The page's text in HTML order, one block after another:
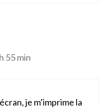
55 min
je m’imprime la